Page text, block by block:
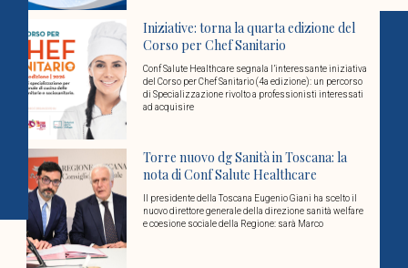
Iniziative: torna la quarta edizione del
Corso per Chef Sanitario
Conf Salute Healthcare segnala l’interessante iniziativa
del Corso per Chef Sanitario (4a edizione): un percorso
di Specializzazione rivolto a professionisti interessati
ad acquisire
Torre nuovo dg Sanità in Toscana: la
nota di Conf Salute Healthcare
Il presidente della Toscana Eugenio Giani ha scelto il
nuovo direttore generale della direzione sanità welfare
e coesione sociale della Regione: sarà Marco